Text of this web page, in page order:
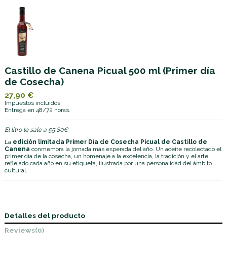
Castillo de Canena Picual 500 ml (Primer día
de Cosecha)
27,90 €
Impuestos incluidos
Entrega en 48/72 horas.
El litro le sale a 55.80€
La edición limitada Primer Día de Cosecha Picual de Castillo de
Canena conmemora la jornada más esperada del año. Un aceite recolectado el
primer día de la cosecha, un homenaje a la excelencia, la tradición y el arte,
reflejado cada año en su etiqueta, ilustrada por una personalidad del ámbito
cultural.
Detalles del producto
Reviews(0)